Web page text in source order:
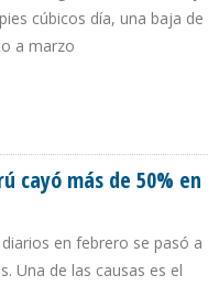
cúbicos día, una baja de
a marzo
cayó más de 50% en
en febrero se pasó a
Una de las causas es el